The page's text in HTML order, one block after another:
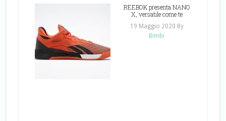
REEBOK presenta NANO
X, versatile come te
19 Maggio 2020 By
Bimbi